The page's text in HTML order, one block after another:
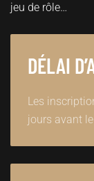
jeu de rôle…
DÉLAI
Les
jours avant